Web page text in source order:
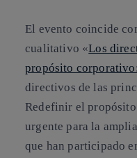
El evento coincide
cualitativo «Los
propósito
directivos de las
Redefinir el
urgente para la
que han participado